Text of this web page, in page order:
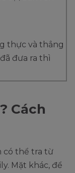
thực và thẳng
đưa ra thì
Cách
có thể tra từ
Mặt khác, để